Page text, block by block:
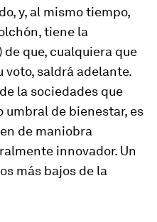
y, al mismo tiempo,
tiene la
que, cualquiera que
voto, saldrá adelante.
la sociedades que
de bienestar, es
de maniobra
innovador. Un
más bajos de la